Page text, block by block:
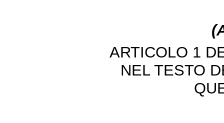
ARTICOLO 1
NEL TESTO